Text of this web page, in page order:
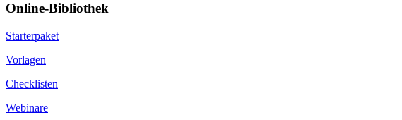
Online-Bibliothek
Starterpaket
Vorlagen
Checklisten
Webinare